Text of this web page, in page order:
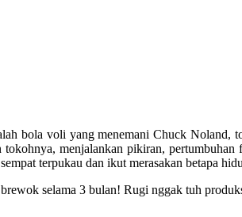
bola voli yang menemani Chuck Noland,
menjalankan pikiran,
terpukau dan ikut merasakan betapa
selama 3 bulan! Rugi nggak tuh